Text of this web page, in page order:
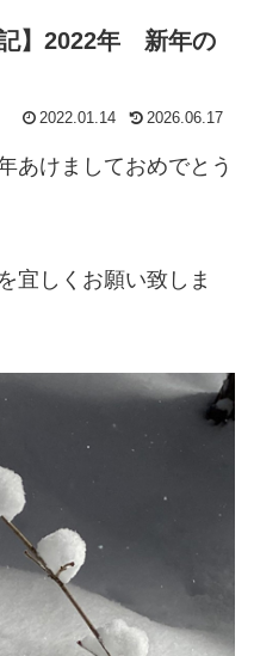
記】2022年 新年の
2022.01.14 2026.06.17
あけましておめでとう
宜しくお願い致しま